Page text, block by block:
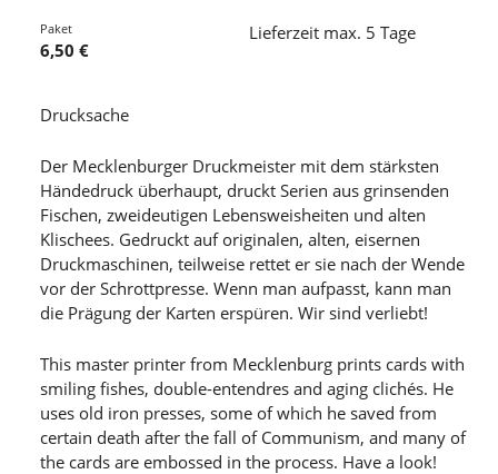
Paket
6,50 €
Lieferzeit max. 5 Tage
Drucksache
Der Mecklenburger Druckmeister mit dem stärksten
Händedruck überhaupt, druckt Serien aus grinsenden
Fischen, zweideutigen Lebensweisheiten und alten
Klischees. Gedruckt auf originalen, alten, eisernen
Druckmaschinen, teilweise rettet er sie nach der Wende
vor der Schrottpresse. Wenn man aufpasst, kann man
die Prägung der Karten erspüren. Wir sind verliebt!
This master printer from Mecklenburg prints cards with
smiling fishes, double-entendres and aging clichés. He
uses old iron presses, some of which he saved from
certain death after the fall of Communism, and many of
the cards are embossed in the process. Have a look!